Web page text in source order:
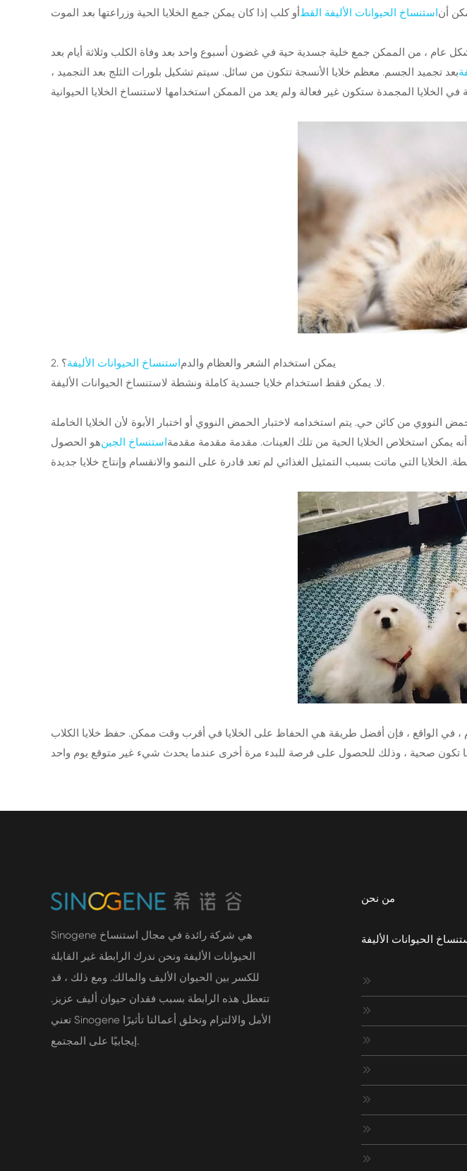
أناستنساخ الحيوانات الأليفة القط
عام ، من الممكن جمع خلية جسدية حية في غضون أسبوع واحد بعد وفاة الكلب وثلاثة أيام بعد
بعد تجميد الجسم. معظم خلايا الأنسجة تتكون من سائل. سيتم تشكيل بلورات الثلج بعد التجميد ،
2. يمكن استخدام الشعر والعظام والدماستنساخ الحيوانات الأليفة؟
لا. يمكن فقط استخدام خلايا جسدية كاملة ونشطة لاستنساخ الحيوانات الأليفة.
النووي من كائن حي. يتم استخدامه لاختبار الحمض النووي أو اختبار الأبوة لأن الخلايا الخاملة
يمكن استخلاص الخلايا الحية من تلك العينات. مقدمة مقدمة مقدمةاستنساخ الجينهو الحصول
في الواقع ، فإن أفضل طريقة هي الحفاظ على الخلايا في أقرب وقت ممكن. حفظ خلايا الكلاب
Sinogene هي شركة رائدة في مجال استنساخ
الحيوانات الأليفة ونحن ندرك الرابطة غير القابلة
للكسر بين الحيوان الأليف والمالك. ومع ذلك ، قد
تتعطل هذه الرابطة بسبب فقدان حيوان أليف عزيز.
تعني Sinogene الأمل والالتزام وتخلق أعمالنا تأثيرًا
إيجابيًا على المجتمع.
من نحن
الحيوانات الأليفة






